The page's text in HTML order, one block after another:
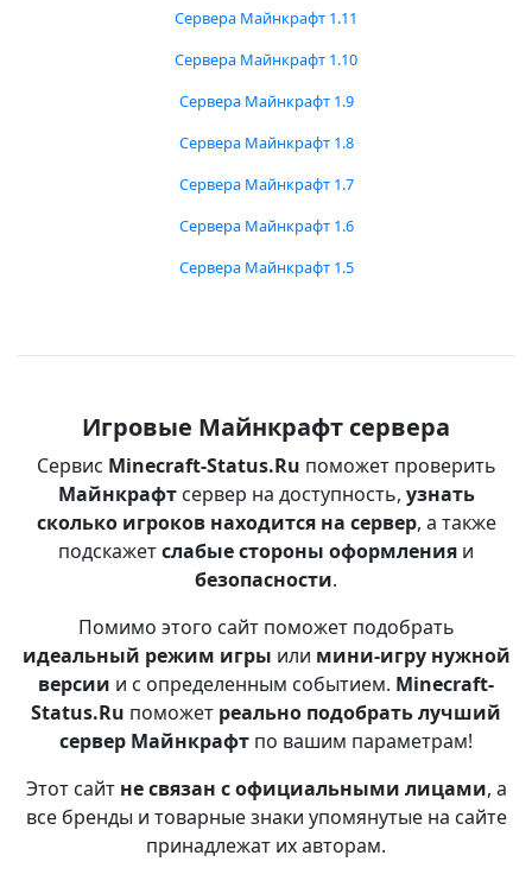
Сервера Майнкрафт 1.11
Сервера Майнкрафт 1.10
Сервера Майнкрафт 1.9
Сервера Майнкрафт 1.8
Сервера Майнкрафт 1.7
Сервера Майнкрафт 1.6
Сервера Майнкрафт 1.5
Игровые Майнкрафт сервера
Сервис Minecraft-Status.Ru поможет проверить
Майнкрафтсервер на доступность, узнать
сколько игроков находится на сервер, а также
подскажетслабые стороны оформления и
безопасности.
Помимо этого сайт поможет подобрать
идеальный режим игры или мини-игру нужной
версии и с определенным событием. Minecraft-
Status.Ru поможет реально подобрать лучший
сервер Майнкрафт по вашим параметрам!
Этот сайт не связан с официальными лицами, а
все бренды и товарные знаки упомянутые на сайте
принадлежат их авторам.